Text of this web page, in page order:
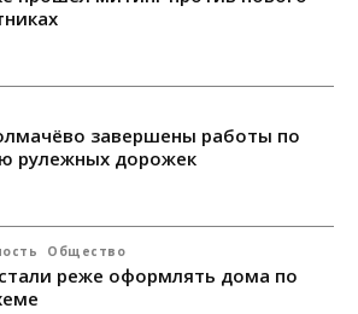
завершены работы по
рулежных дорожек
Общество
реже оформлять дома по